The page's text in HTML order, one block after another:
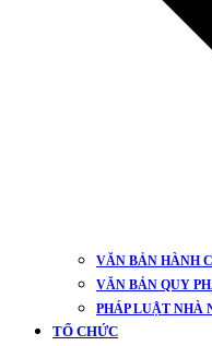
VĂN BẢN HÀNH
VĂN BẢN QUY
PHÁP LUẬT NHÀ
TỔ CHỨC